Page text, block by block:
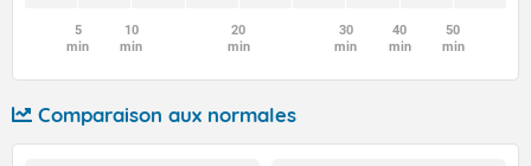
5
min
10
min
20
min
30
min
40
min
50
min
Comparaison aux normales